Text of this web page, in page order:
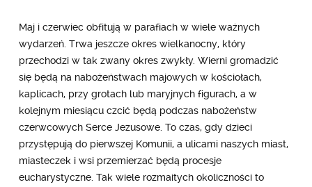
Maj i czerwiec obfitują w parafiach w wiele ważnych
wydarzeń. Trwa jeszcze okres wielkanocny, który
przechodzi w tak zwany okres zwykły. Wierni gromadzić
się będą na nabożeństwach majowych w kościołach,
kaplicach, przy grotach lub maryjnych figurach, a w
kolejnym miesiącu czcić będą podczas nabożeństw
czerwcowych Serce Jezusowe. To czas, gdy dzieci
przystępują do pierwszej Komunii, a ulicami naszych miast,
miasteczek i wsi przemierzać będą procesje
eucharystyczne. Tak wiele rozmaitych okoliczności to